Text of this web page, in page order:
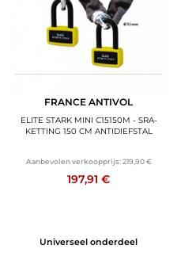
FRANCE ANTIVOL
ELITE STARK MINI C15150M - SRA-
KETTING 150 CM ANTIDIEFSTAL
Aanbevolen verkoopprijs: 219,90 €
197,91 €
Universeel onderdeel